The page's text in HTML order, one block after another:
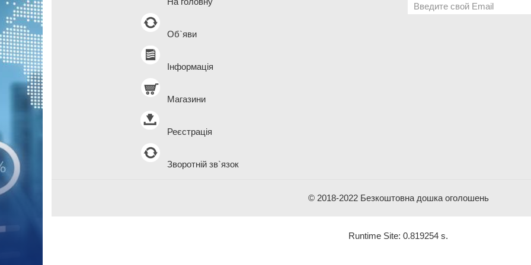
Об`яви
Інформація
Магазини
Реєстрація
Зворотній зв`язок
© 2018-2022 Безкоштовна дошка оголошень
Runtime Site: 0.819254 s.